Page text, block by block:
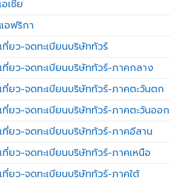
เชีย
อฟริกา
ยว-จดทะเบียนบริษัททัวร์
ที่ยว-จดทะเบียนบริษัททัวร์-ภาคกลาง
ที่ยว-จดทะเบียนบริษัททัวร์-ภาคตะวันตก
ที่ยว-จดทะเบียนบริษัททัวร์-ภาคตะวันออก
ที่ยว-จดทะเบียนบริษัททัวร์-ภาคอีสาน
ยว-จดทะเบียนบริษัททัวร์-ภาคเหนือ
ยว-จดทะเบียนบริษัททัวร์-ภาคใต้